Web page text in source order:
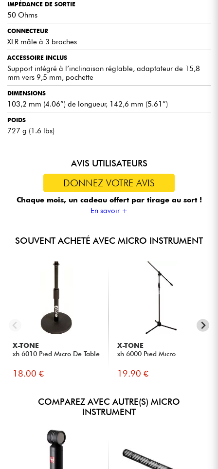
IMPÉDANCE DE SORTIE
50 Ohms
CONNECTEUR
XLR mâle à 3 broches
ACCESSOIRE INCLUS
Support intégré à l’inclinaison réglable, adaptateur de 15,8
mm vers 9,5 mm, pochette
DIMENSIONS
103,2 mm (4.06”) de longueur, 142,6 mm (5.61”)
POIDS
727 g (1.6 lbs)
AVIS UTILISATEURS
DONNEZ VOTRE AVIS
Chaque mois, un cadeau offert par tirage au sort !
En savoir +
SOUVENT ACHETÉ AVEC MICRO INSTRUMENT
X-TONE
xh 6010 Pied Micro De Table
18.00 €
X-TONE
xh 6000 Pied Micro
19.90 €
COMPAREZ AVEC AUTRE(S) MICRO
INSTRUMENT